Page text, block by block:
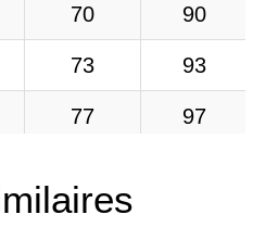
70 90
73 93
77 97
83